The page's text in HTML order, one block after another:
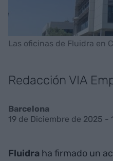
Las oficinas de Fluidra en
Redacción VIA
Barcelona
19 de Diciembre de 2025 -
Fluidra ha firmado un